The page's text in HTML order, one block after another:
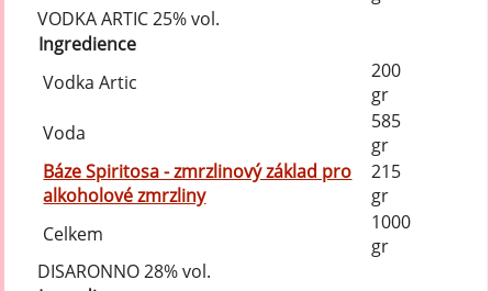
VODKA ARTIC 25% vol.
Ingredience
Vodka Artic
200
gr
Voda
585
gr
Báze Spiritosa - zmrzlinový základ pro
alkoholové zmrzliny
215
gr
Celkem
1000
gr
DISARONNO 28% vol.